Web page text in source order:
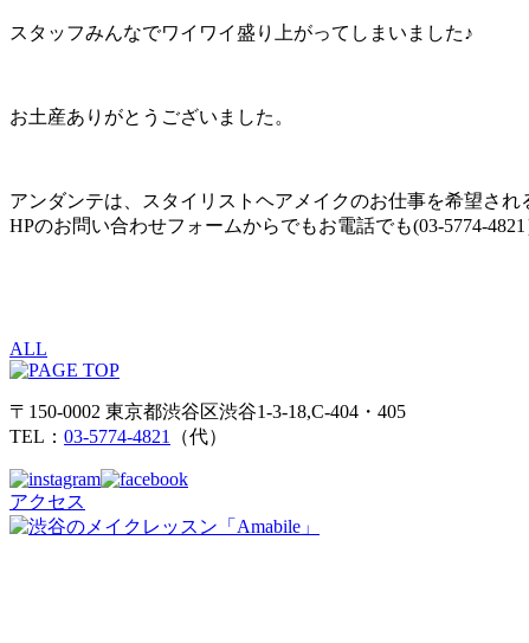
スタッフみんなでワイワイ盛り上がってしまいました♪
お土産ありがとうございました。
アンダンテは、スタイリストヘアメイクのお仕事を希望され
HPのお問い合わせフォームからでもお電話でも(03-5774-
ALL
〒150-0002 東京都渋谷区渋谷1-3-18,C-404・405
TEL： 03-5774-4821 （代）
アクセス